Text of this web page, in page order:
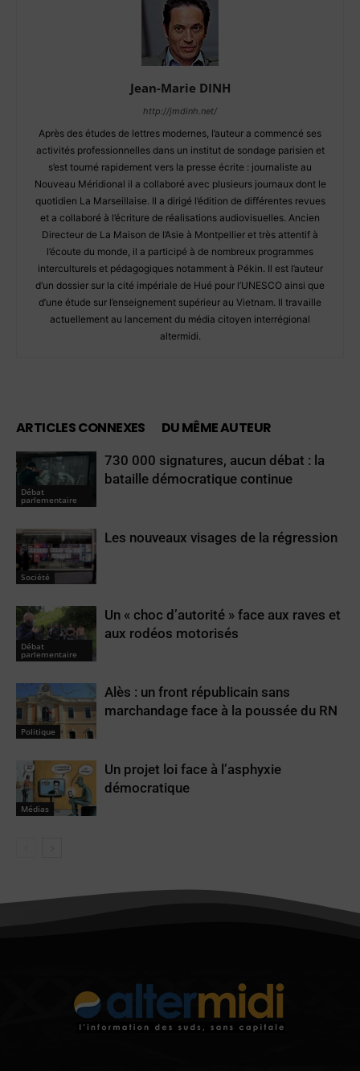
Jean-Marie DINH
http://jmdinh.net/
Après des études de lettres modernes, l’auteur a commencé ses
activités professionnelles dans un institut de sondage parisien et
s’est tourné rapidement vers la presse écrite : journaliste au
Nouveau Méridional il a collaboré avec plusieurs journaux dont le
quotidien La Marseillaise. Il a dirigé l’édition de différentes revues
et a collaboré à l’écriture de réalisations audiovisuelles. Ancien
Directeur de La Maison de l’Asie à Montpellier et très attentif à
l’écoute du monde, il a participé à de nombreux programmes
interculturels et pédagogiques notamment à Pékin. Il est l’auteur
d’un dossier sur la cité impériale de Hué pour l’UNESCO ainsi que
d’une étude sur l’enseignement supérieur au Vietnam. Il travaille
actuellement au lancement du média citoyen interrégional
altermidi.
ARTICLES CONNEXES DU MÊME AUTEUR
Débat
parlementaire
730 000 signatures, aucun débat : la
bataille démocratique continue
Société
Les nouveaux visages de la régression
Débat
parlementaire
Un « choc d’autorité » face aux raves et
aux rodéos motorisés
Politique
Alès : un front républicain sans
marchandage face à la poussée du RN
Médias
Un projet loi face à l’asphyxie
démocratique